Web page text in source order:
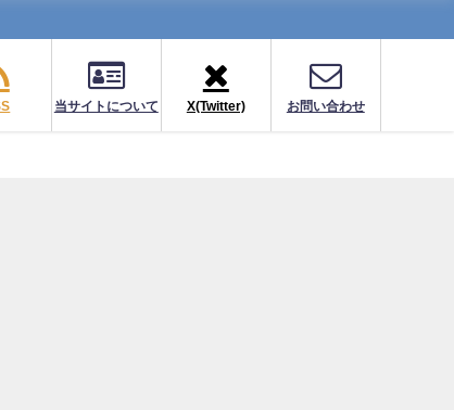
当サイトについて X(Twitter) お問い合わせ